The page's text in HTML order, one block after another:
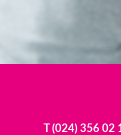
T (024) 356 02